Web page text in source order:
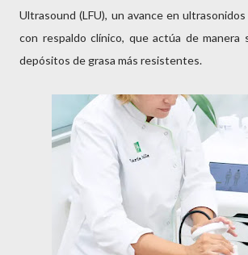
Ultrasound (LFU), un avance en
con respaldo clínico, que actúa de manera
depósitos de grasa más resistentes.